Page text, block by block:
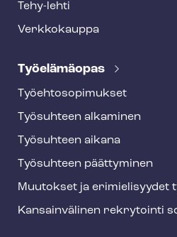
Tehy-lehti
Verkkokauppa
Työelämäopas
Työ­eh­to­so­pi­muk­set
Työsuhteen alkaminen
Työsuhteen aikana
Työsuhteen päättyminen
Muutokset ja erimielisyydet
Kansainvälinen rekrytointi